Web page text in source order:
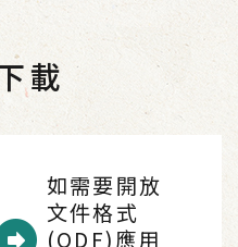
載
如需要開放
文件格式
(ODF)應用